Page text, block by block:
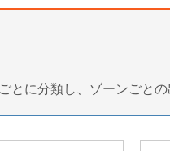
とに分類し、ゾーンごと